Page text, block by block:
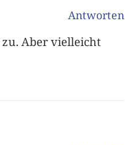
Antworten
zu. Aber vielleicht